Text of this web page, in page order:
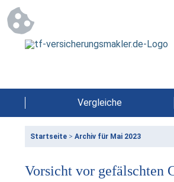
Vergleiche
Startseite > Archiv für Mai 2023
Vorsicht vor gefälschten